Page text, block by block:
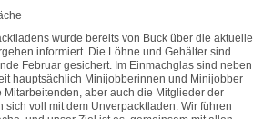
wurde bereits von Buck über die aktuelle
informiert. Die Löhne und Gehälter sind
Februar gesichert. Im Einmachglas sind neben
hauptsächlich Minijobberinnen und Minijobber
Mitarbeitenden, aber auch die Mitglieder der
sich voll mit dem Unverpacktladen. Wir führen